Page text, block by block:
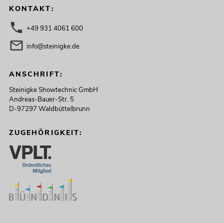
KONTAKT:
+49 931 4061 600
info@steinigke.de
ANSCHRIFT:
Steinigke Showtechnic GmbH
Andreas-Bauer-Str. 5
D-97297 Waldbüttelbrunn
ZUGEHÖRIGKEIT: